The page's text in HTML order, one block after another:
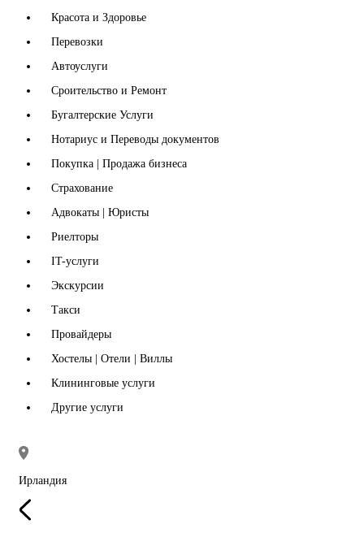
Красота и Здоровье
Перевозки
Автоуслуги
Сроительство и Ремонт
Бугалтерские Услуги
Нотариус и Переводы документов
Покупка | Продажа бизнеса
Страхование
Адвокаты | Юристы
Риелторы
IT-услуги
Экскурсии
Такси
Провайдеры
Хостелы | Отели | Виллы
Клининговые услуги
Другие услуги
Ирландия